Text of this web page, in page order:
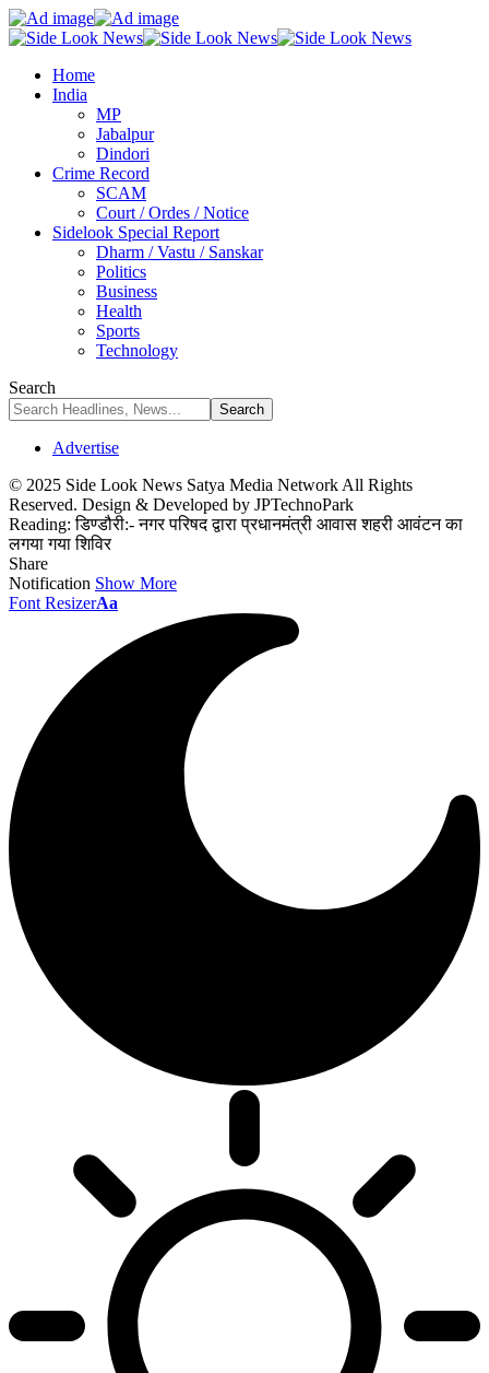
Home
India
MP
Jabalpur
Dindori
Crime Record
SCAM
Court / Ordes / Notice
Sidelook Special Report
Dharm / Vastu / Sanskar
Politics
Business
Health
Sports
Technology
Search
Advertise
© 2025 Side Look News Satya Media Network All Rights
Reserved. Design & Developed by JPTechnoPark
Reading: डिण्डौरी:- नगर परिषद द्वारा प्रधानमंत्री आवास शहरी आवंटन का
लगया गया शिविर
Share
Notification Show More
Font ResizerAa